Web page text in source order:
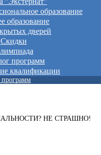
образование
образование
дверей
Скидки
программ
квалификации
программ
НЕ СТРАШНО!